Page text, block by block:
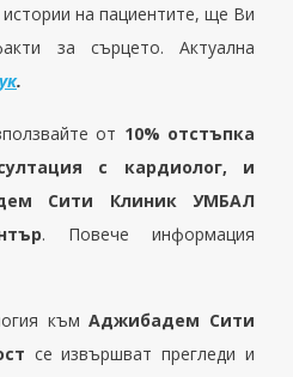
на пациентите, ще Ви
за сърцето. Актуална
.
от 10% отстъпка
с кардиолог, и
Сити Клиник УМБАЛ
. Повече информация
къмАджибадeм Сити
се извършват прегледи и